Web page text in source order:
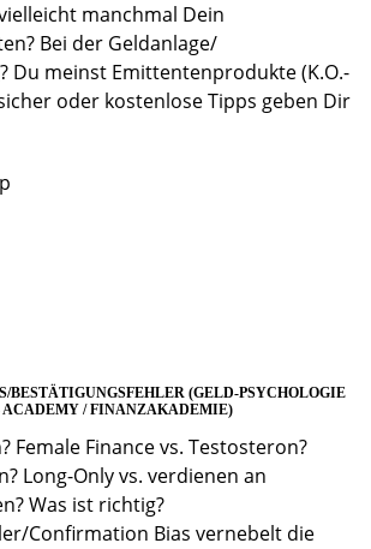
manchmal Dein
Bei der Geldanlage/
Du meinst Emittentenprodukte (K.O.-
oder kostenlose Tipps geben Dir
BESTÄTIGUNGSFEHLER (GELD-PSYCHOLOGIE
ACADEMY / FINANZAKADEMIE)
Female Finance vs. Testosteron?
Long-Only vs. verdienen an
Was ist richtig?
Confirmation Bias vernebelt die